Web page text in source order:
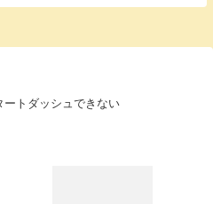
ートダッシュできない